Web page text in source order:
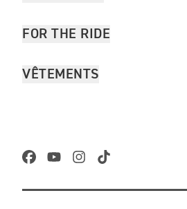
FOR THE RIDE
VÊTEMENTS